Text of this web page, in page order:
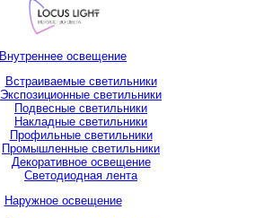
Внутреннее освещение
Встраиваемые светильники
Экспозиционные светильники
Подвесные светильники
Накладные светильники
Профильные светильники
Промышленные светильники
Декоративное освещение
Светодиодная лента
Наружное освещение